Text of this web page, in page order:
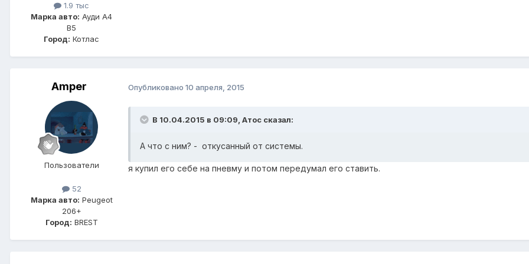
1.9 тыс
Марка авто: Ауди А4
В5
Город: Котлас
Amper
Пользователи
52
Марка авто: Peugeot
206+
Город: BREST
Опубликовано 10 апреля, 2015
В 10.04.2015 в 09:09, Атос сказал:
А что с ним? - откусанный от системы.
я купил его себе на пневму и потом передумал его ставить.